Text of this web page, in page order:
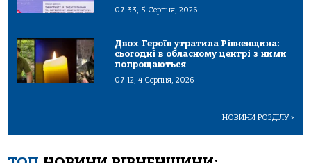
07:33, 5 Серпня, 2026
Двох Героїв утратила Рівненщина:
сьогодні в обласному центрі з ними
попрощаються
07:12, 4 Серпня, 2026
НОВИНИ РОЗДІЛУ>